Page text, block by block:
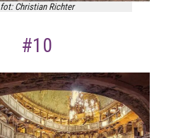
fot: Christian Richter
#10